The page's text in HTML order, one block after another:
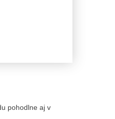
pohodlne aj v